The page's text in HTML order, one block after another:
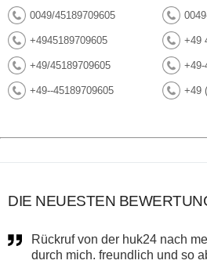
0049/45189709605
+4945189709605 +49
+49/45189709605 +49-
+49--45189709605 +49
DIE NEUESTEN
Rückruf von der huk24 nach meldung eines schadens
durch mich. freundlich und so